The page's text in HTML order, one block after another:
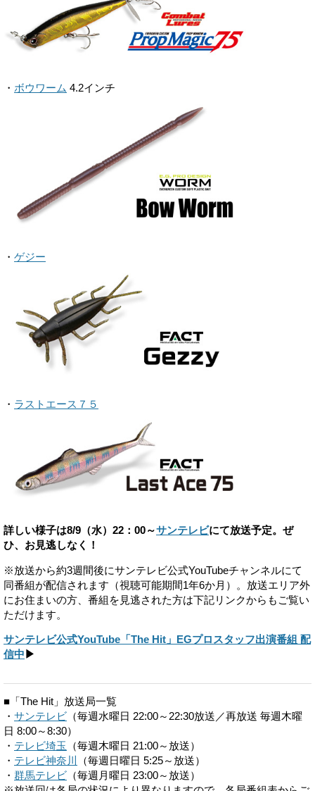
・ ボウワーム 4.2インチ
・ ゲジー
・ ラストエース７５
詳しい様子は8/9（水）22：00～サンテレビにて放送予定。ぜ
ひ、お見逃しなく！
※放送から約3週間後にサンテレビ公式YouTubeチャンネルにて
同番組が配信されます（視聴可能期間1年6か月）。放送エリア外
にお住まいの方、番組を見逃された方は下記リンクからもご覧い
ただけます。
サンテレビ公式YouTube「The Hit」EGプロスタッフ出演番組 配
信中 ▶
■「The Hit」放送局一覧
・ サンテレビ （毎週水曜日 22:00～22:30放送／再放送 毎週木曜
日 8:00～8:30）
・ テレビ埼玉
（毎週木曜日 21:00～放送）
・ テレビ神奈川
（毎週日曜日 5:25～放送）
・ 群馬テレビ （毎週月曜日 23:00～放送）